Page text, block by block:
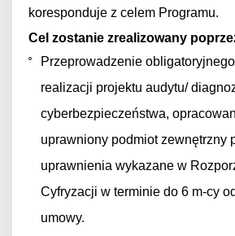
koresponduje z celem Programu.
Cel zostanie zrealizowany
Przeprowadzenie
realizacji projektu audytu/
cyberbezpieczeństwa,
uprawniony podmiot zewnętrzny
uprawnienia wykazane w
Cyfryzacji w terminie do 6 m-cy
umowy.